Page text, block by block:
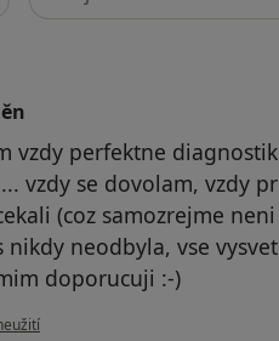
vzdy perfektne
vzdy se dovolam, vzdy
(coz samozrejme
neodbyla, vse
doporucuji :-)
uživatele Váš účet byl odstraněn